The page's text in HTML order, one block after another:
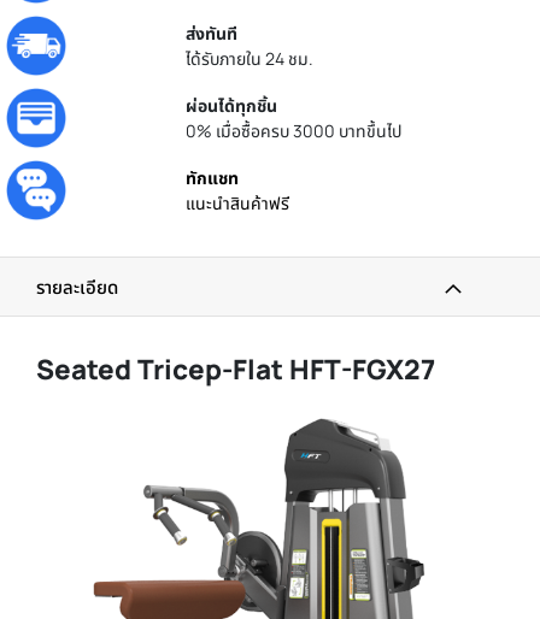
ส่งทันที
ได้รับภายใน 24 ชม.
ผ่อนได้ทุกชิ้น
0% เมื่อซื้อครบ 3000 บาทขึ้นไป
ทักแชท
แนะนำสินค้าฟรี
รายละเอียด
Seated Tricep-Flat HFT-FGX27